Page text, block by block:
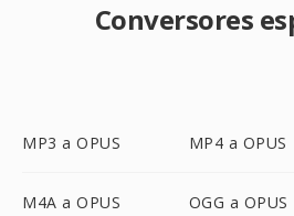
Conversores
MP3 a OPUS MP4 a OPUS
M4A a OPUS OGG a OPUS